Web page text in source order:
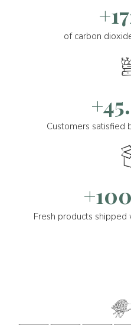
of carbon
Customers satisfied
Fresh products